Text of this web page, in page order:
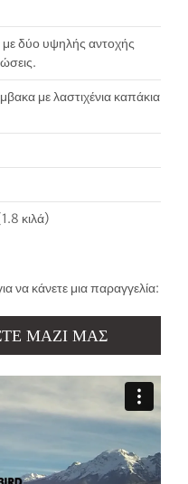
δύο υψηλής αντοχής
με λαστιχένια καπάκια
κιλά)
να κάνετε μια παραγγελία:
ΜΑΖΊ ΜΑΣ